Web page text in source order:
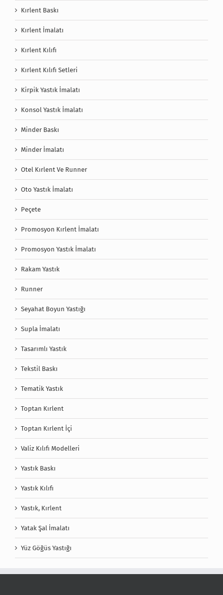
Kırlent Baskı
Kırlent İmalatı
Kırlent Kılıfı
Kırlent Kılıfı Setleri
Kirpik Yastık İmalatı
Konsol Yastık İmalatı
Minder Baskı
Minder İmalatı
Otel Kırlent Ve Runner
Oto Yastık İmalatı
Peçete
Promosyon Kırlent İmalatı
Promosyon Yastık İmalatı
Rakam Yastık
Runner
Seyahat Boyun Yastığı
Supla İmalatı
Tasarımlı Yastık
Tekstil Baskı
Tematik Yastık
Toptan Kırlent
Toptan Kırlent İçi
Valiz Kılıfı Modelleri
Yastık Baskı
Yastık Kılıfı
Yastık, Kırlent
Yatak Şal İmalatı
Yüz Göğüs Yastığı